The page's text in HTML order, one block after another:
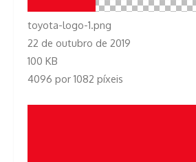
toyota-logo-1.png
22 de outubro de 2019
100 KB
4096 por 1082 píxeis